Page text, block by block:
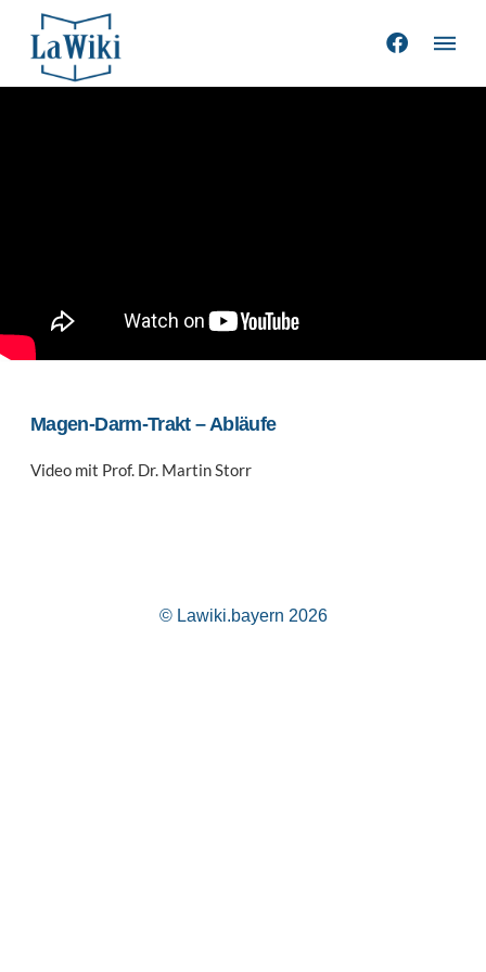
Magen-Darm-Trakt – Abläufe
Video mit Prof. Dr. Martin Storr
© Lawiki.bayern 2026